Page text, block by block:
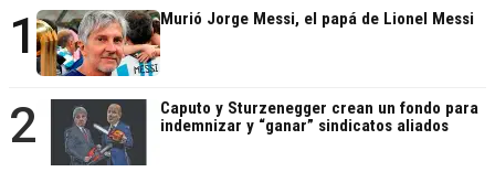
1 Murió Jorge Messi, el papá de Lionel Messi
2
Caputo y Sturzenegger crean un fondo para
indemnizar y “ganar” sindicatos aliados